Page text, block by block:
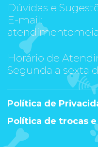
Dúvidas e
E-mail:
Horário de
Segunda a sexta
Política de
Política de trocas